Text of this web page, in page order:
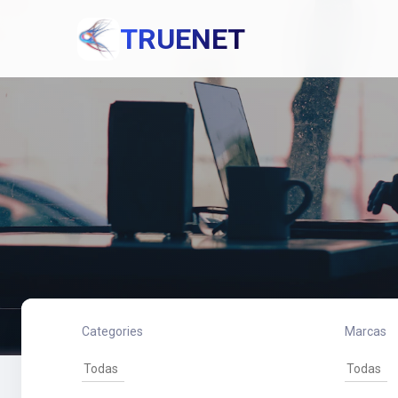
TRUENET
Categories Marcas